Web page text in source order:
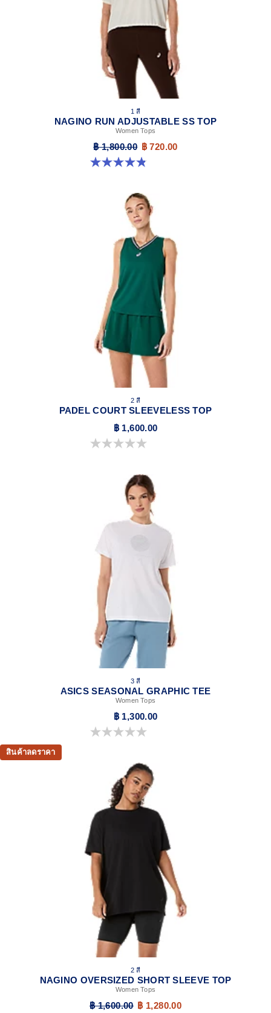
1 สี
NAGINO RUN ADJUSTABLE SS TOP
Women Tops
฿ 1,800.00 ฿ 720.00
4.8 จาก 5 ดาว 178 รีวิว
2 สี
PADEL COURT SLEEVELESS TOP
฿ 1,600.00
0.0 จาก 5 ดาว
3 สี
ASICS SEASONAL GRAPHIC TEE
Women Tops
฿ 1,300.00
0.0 จาก 5 ดาว
สินค้าลดราคา
2 สี
NAGINO OVERSIZED SHORT SLEEVE TOP
Women Tops
฿ 1,600.00 ฿ 1,280.00